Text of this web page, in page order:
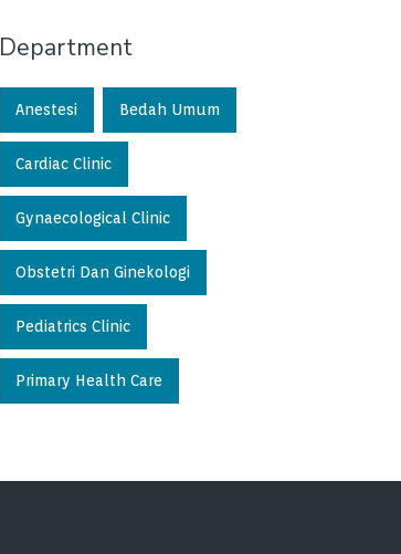
Department
Anestesi Bedah Umum
Cardiac Clinic
Gynaecological Clinic
Obstetri Dan Ginekologi
Pediatrics Clinic
Primary Health Care